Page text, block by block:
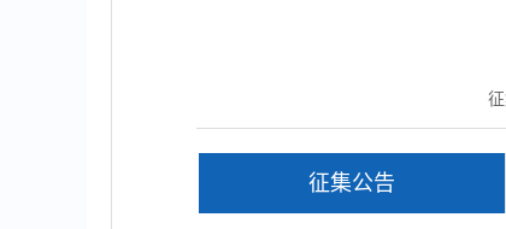
征集公告